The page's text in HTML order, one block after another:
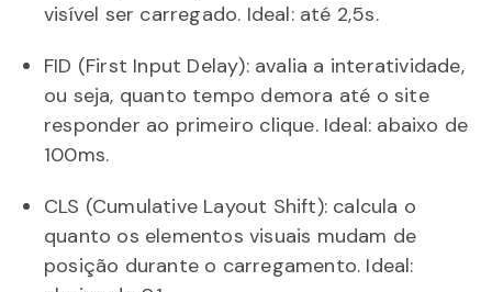
visível ser carregado. Ideal: até 2,5s.
FID (First Input Delay): avalia a interatividade,
ou seja, quanto tempo demora até o site
responder ao primeiro clique. Ideal: abaixo de
100ms.
CLS (Cumulative Layout Shift): calcula o
quanto os elementos visuais mudam de
posição durante o carregamento. Ideal: